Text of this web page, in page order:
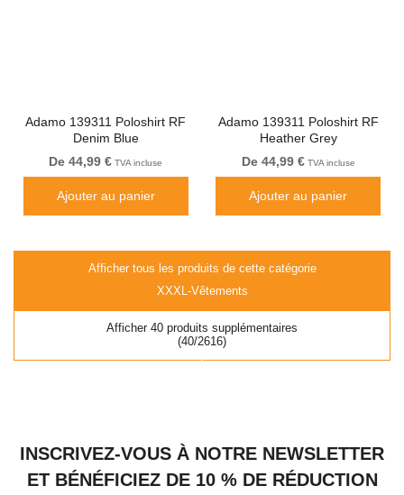
Adamo 139311 Poloshirt RF
Denim Blue
De 44,99 € TVA incluse
Ajouter au panier
Adamo 139311 Poloshirt RF
Heather Grey
De 44,99 €TVA incluse
Ajouter au panier
Afficher tous les produits de cette catégorie
XXXL-Vêtements
(40/2616)
Afficher 40 produits supplémentaires
INSCRIVEZ-VOUS À NOTRE NEWSLETTER
ET BÉNÉFICIEZ DE 10 % DE RÉDUCTION